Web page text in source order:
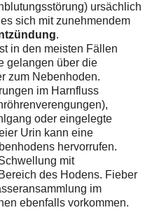
ursächlich
sich mit zunehmendem
.
in den meisten Fällen
gelangen über die
zum Nebenhoden.
im Harnfluss
oder eingelegte
Urin kann eine
hervorrufen.
mit
des Hodens. Fieber
im
ebenfalls vorkommen.